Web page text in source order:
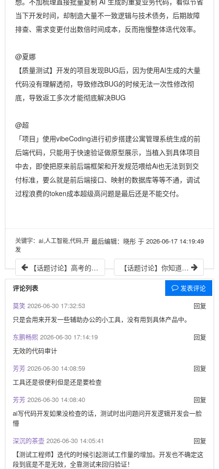
当下开发时间，却制造大量不一致逻辑与技术债务，后期故障
排查、需求变更付出数倍时间成本，反而拖慢整体迭代效率。
@夏娜
【质量测试】开发的项目发现BUG后，因为使用AI生成的大量
代码没有理解透彻，导致修改BUG的时候无法一次性修改彻
底，导致返工多次才能彻底解决BUG
@超
「项目」使用vibeCoding进行初步搭建公寓管理系统生成的前
后端代码，只能用于快速验证做原型展示，当植入到具体项目
中去，即使把原来前后端框架和开发规范喂给Ai也无法到到交
付标准，要么就是前后端接口、映射的数据库等等不通，调试
过程浪费的token成本超级高问题是最后还是不能交付。
最后编辑：晓彤 于 2026-06-17 14:19:49
关键字：ai,人工智能,代码,开
发
【话题讨论】高考的那些事~ 【话题讨论】你知道什么生活常识或者小窍门？
发表评论
评论列表
莫笑 2026-06-30 17:32:53
回复
只是会用来开发一些辅助办公的小工具，没有用到具体产品中。
东鹏畅熙 2026-06-30 17:14:19
回复
无效的代码审计
芳芳 2026-06-30 14:08:59
回复
工具还是很便利但是还是要检查
芳芳 2026-06-30 14:08:40
回复
ai写代码开发如果没检查的话，测试时出问题问开发逻辑开发会一脸
懵
深沉的茶壶 2026-06-30 14:05:41
回复
【测试工程师】迭代的时候引起测试工作量的增加。开发也不确定这
段到底是不是无效，全靠测试来回归验证！